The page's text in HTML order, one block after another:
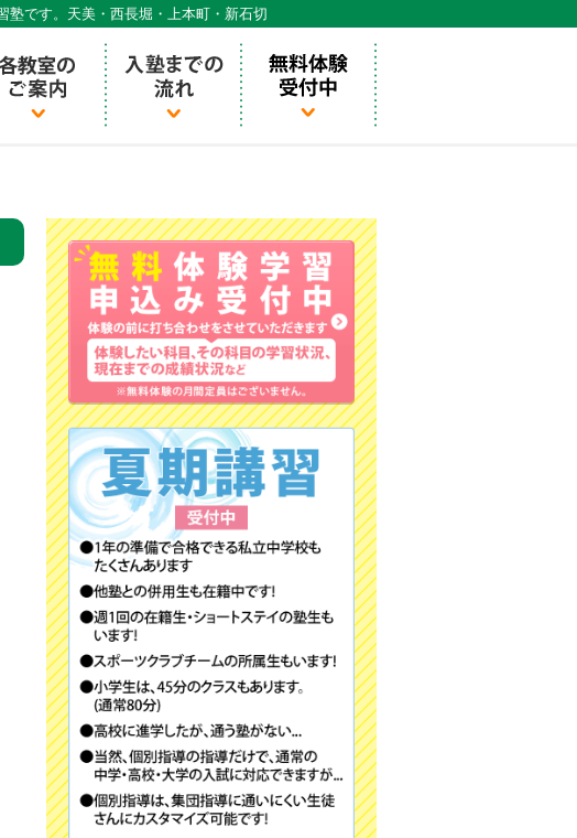
塾です。天美・西長堀・上本町・新石切